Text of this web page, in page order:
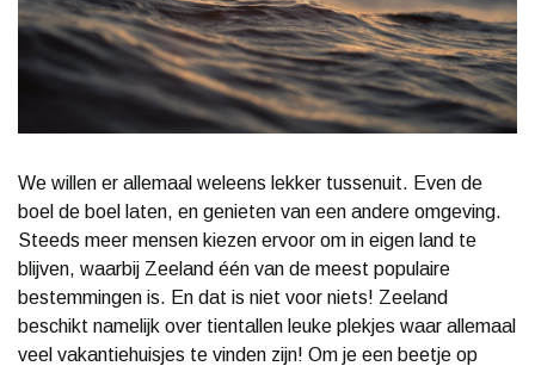
We willen er allemaal weleens lekker tussenuit. Even de
boel de boel laten, en genieten van een andere omgeving.
Steeds meer mensen kiezen ervoor om in eigen land te
blijven, waarbij Zeeland één van de meest populaire
bestemmingen is. En dat is niet voor niets! Zeeland
beschikt namelijk over tientallen leuke plekjes waar allemaal
veel vakantiehuisjes te vinden zijn! Om je een beetje op